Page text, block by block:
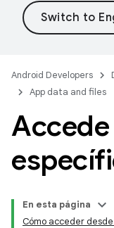
Android Developers
App data and files
En esta página
Cómo acceder